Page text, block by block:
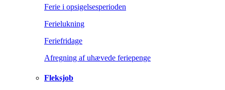
Ferie i opsigelsesperioden
Ferielukning
Feriefridage
Afregning af uhævede feriepenge
Fleksjob